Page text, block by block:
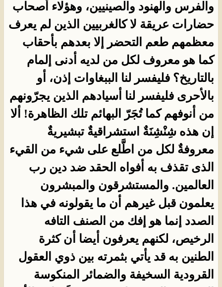
والفرس والهنود والصينيين، وهؤلاء أصحاب
حضارات عريقة لا كالغربيين الذين لم يعرف
معظمهم طعم التحضر إلا بعدهم بأحقاب
كما هو معروف لكل من لديه أدنى إلمام
بالتاريخ؟ فليفسر لنا الببغاوات إذن، أو
بالأحرى فليفسر لنا أسيادهم الذين يجرّونهم
من أنوفهم كما تُجَرّ البهائم تلك الظاهرة! ألا
إن هذه شِنْشِنَةٌ استشراقيةٌ تبشيريةٌ
معروفةٌ لكل من اطَّلع على شيء من القيء
الذى تقذف به أفواه الحقد ضد دين رب
العالمين. والمستشرقون والمبشرون
يعلمون قبل غيرهم أن ما يقولونه في هذا
الصدد إنما هو إفك من الصنف التافه
الرخيص، لكنهم يعرفون أيضا أن كثرة
الطنين به قد يأتي بثمرته بين ذوي العقول
القرودية السخيفة والضمائر المنكوسة